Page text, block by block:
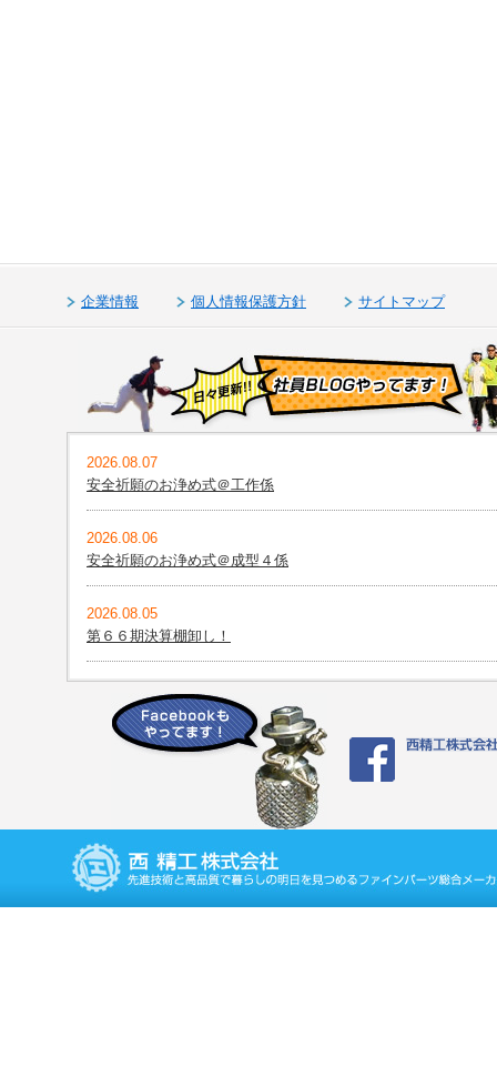
企業情報 個人情報保護方針 サイトマップ
2026.08.07
安全祈願のお浄め式＠工作係
2026.08.06
安全祈願のお浄め式＠成型４係
2026.08.05
第６６期決算棚卸し！